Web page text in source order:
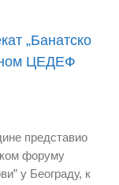
„Банатско
ЦЕДЕФ
представио
форуму
у Београду, к